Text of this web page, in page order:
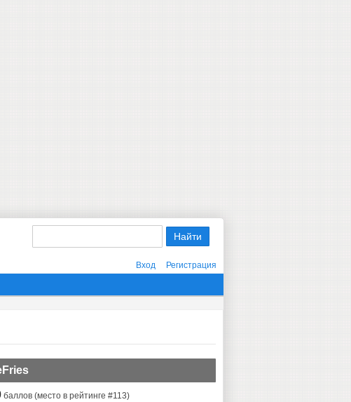
Вход Регистрация
баллов (место в рейтинге #113)